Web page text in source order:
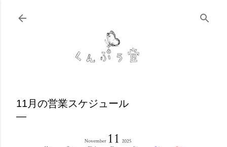
スキップしてメイン コンテンツに移動
11月の営業スケジュール